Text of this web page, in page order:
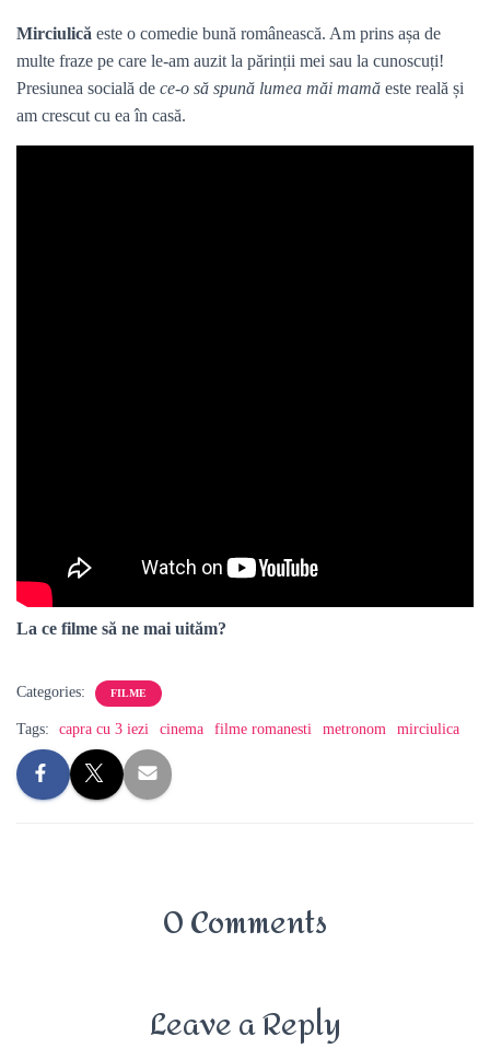
Mirciulică este o comedie bună românească. Am prins așa de
multe fraze pe care le-am auzit la părinții mei sau la cunoscuți!
Presiunea socială de ce-o să spună lumea măi mamă este reală și
am crescut cu ea în casă.
La ce filme să ne mai uităm?
Categories: FILME
Tags: capra cu 3 iezi cinema filme romanesti metronom mirciulica
0 Comments
Leave a Reply